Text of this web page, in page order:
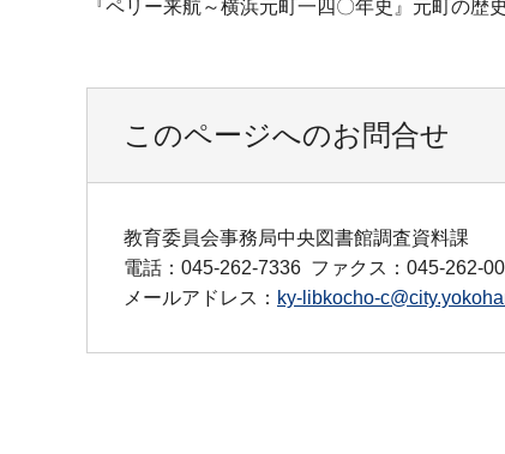
『ペリー来航～横浜元町一四〇年史』元町の
このページへのお問合せ
教育委員会事務局中央図書館調査資料課
電話：045-262-7336 ファクス：045-262-
メールアドレス： ky-libkocho-